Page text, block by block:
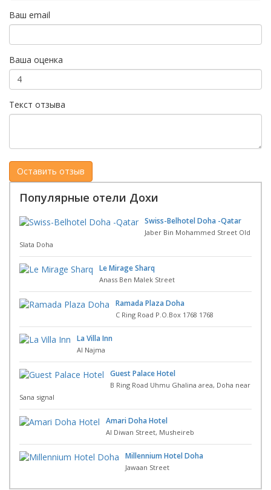
Ваш email
Ваша оценка
Текст отзыва
Популярные отели Дохи
Swiss-Belhotel Doha -Qatar
Jaber Bin Mohammed Street Old
Slata Doha
Le Mirage Sharq
Anass Ben Malek Street
Ramada Plaza Doha
C Ring Road P.O.Box 1768 1768
La Villa Inn
Al Najma
Guest Palace Hotel
B Ring Road Uhmu Ghalina area, Doha near
Sana signal
Amari Doha Hotel
Al Diwan Street, Musheireb
Millennium Hotel Doha
Jawaan Street